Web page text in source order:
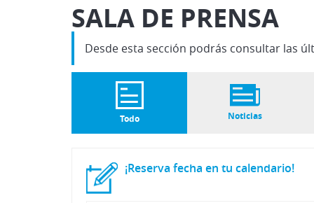
SALA DE PRENSA
Desde esta sección podrás consultar las
Todo Noticias
¡Reserva fecha en tu calendario!